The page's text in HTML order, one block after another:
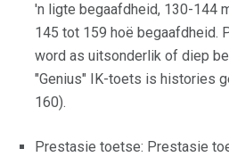
'n ligte begaafdheid, 130-144
145 tot 159 hoë begaafdheid.
word as uitsonderlik of diep
"Genius" IK-toets is histories
160).
Prestasie toetse: Prestasie